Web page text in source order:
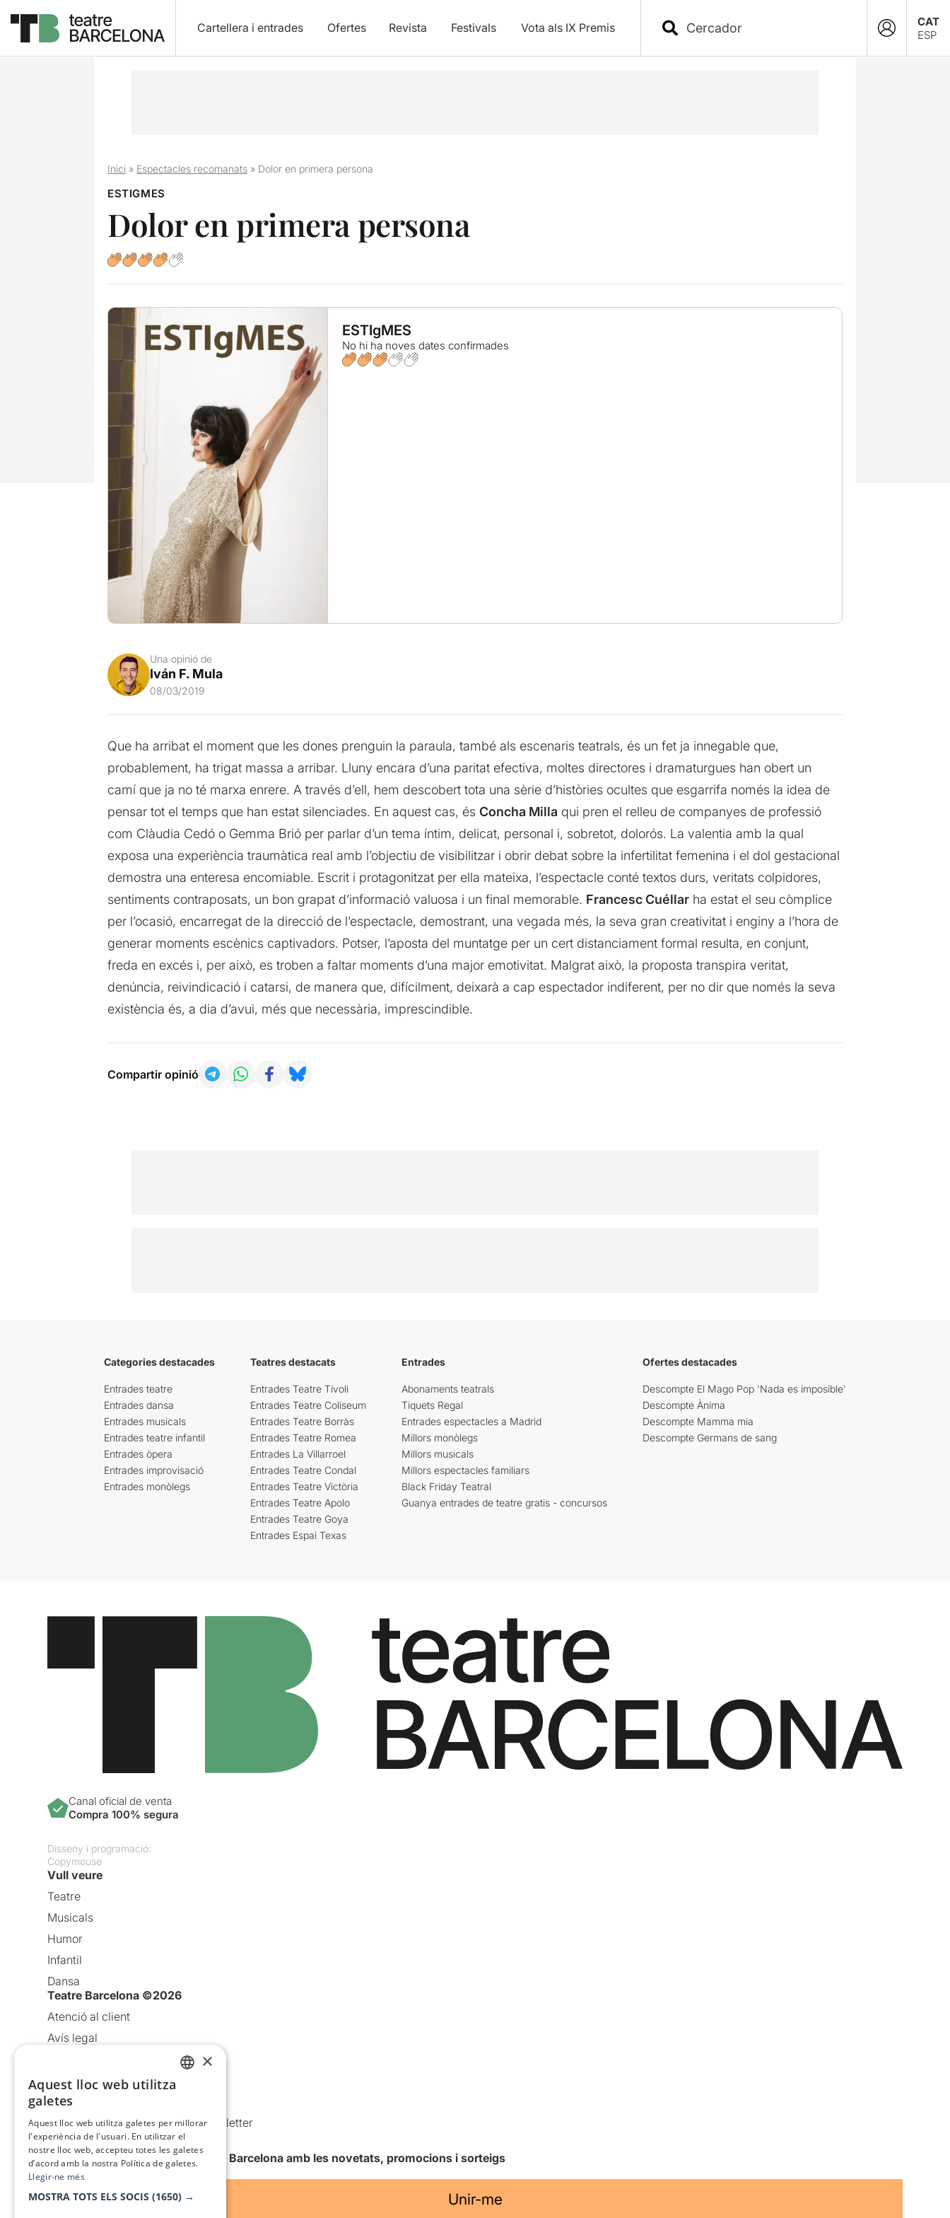
Cartellera i entrades Ofertes Revista Festivals Vota als IX Premis
CAT
ESP
Inici» Espectacles recomanats» Dolor en primera persona
ESTIGMES
Dolor en primera persona
ESTIgMES
No hi ha noves dates confirmades
Una opinió de
Iván F. Mula
08/03/2019
Que ha arribat el moment que les dones prenguin la paraula, també als escenaris teatrals, és un fet ja innegable que,
probablement, ha trigat massa a arribar. Lluny encara d’una paritat efectiva, moltes directores i dramaturgues han obert un
camí que ja no té marxa enrere. A través d’ell, hem descobert tota una sèrie d’històries ocultes que esgarrifa només la idea de
pensar tot el temps que han estat silenciades. En aquest cas, és Concha Milla qui pren el relleu de companyes de professió
com Clàudia Cedó o Gemma Brió per parlar d’un tema íntim, delicat, personal i, sobretot, dolorós. La valentia amb la qual
exposa una experiència traumàtica real amb l’objectiu de visibilitzar i obrir debat sobre la infertilitat femenina i el dol gestacional
demostra una enteresa encomiable. Escrit i protagonitzat per ella mateixa, l’espectacle conté textos durs, veritats colpidores,
sentiments contraposats, un bon grapat d’informació valuosa i un final memorable. Francesc Cuéllarha estat el seu còmplice
per l’ocasió, encarregat de la direcció de l’espectacle, demostrant, una vegada més, la seva gran creativitat i enginy a l’hora de
generar moments escènics captivadors. Potser, l’aposta del muntatge per un cert distanciament formal resulta, en conjunt,
freda en excés i, per això, es troben a faltar moments d’una major emotivitat. Malgrat això, la proposta transpira veritat,
denúncia, reivindicació i catarsi, de manera que, difícilment, deixarà a cap espectador indiferent, per no dir que només la seva
existència és, a dia d’avui, més que necessària, imprescindible.
Compartir opinió
Categories destacades
Entrades teatre
Entrades dansa
Entrades musicals
Entrades teatre infantil
Entrades òpera
Entrades improvisació
Entrades monòlegs
Teatres destacats
Entrades Teatre Tívoli
Entrades Teatre Coliseum
Entrades Teatre Borràs
Entrades Teatre Romea
Entrades La Villarroel
Entrades Teatre Condal
Entrades Teatre Victòria
Entrades Teatre Apolo
Entrades Teatre Goya
Entrades Espai Texas
Entrades
Abonaments teatrals
Tiquets Regal
Entrades espectacles a Madrid
Millors monòlegs
Millors musicals
Millors espectacles familiars
Black Friday Teatral
Guanya entrades de teatre gratis - concursos
Ofertes destacades
Descompte El Mago Pop 'Nada es imposible'
Descompte Ànima
Descompte Mamma mia
Descompte Germans de sang
Canal oficial de venta
Compra 100% segura
Disseny i programació:
Copymouse
Vull veure
Teatre
Musicals
Humor
Infantil
Dansa
Teatre Barcelona ©2026
Atenció al client
Avís legal
Política de cookies
Condicions d’ús
Comunicacions comercials i Newsletter
Anuncia’t
Vull rebre la newsletter de Teatre Barcelona amb les novetats, promocions i sorteigs
Unir-me
×
Aquest lloc web utilitza
galetes
Aquest lloc web utilitza galetes per millorar
l'experiència de l'usuari. En utilitzar el
nostre lloc web, accepteu totes les galetes
d’acord amb la nostra Política de galetes.
Llegir-ne més
MOSTRA TOTS ELS SOCIS (1650) →